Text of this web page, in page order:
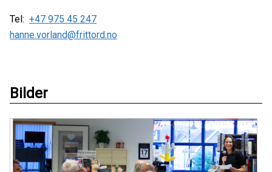
Tel: +47 975 45 247
hanne.vorland@frittord.no
Bilder